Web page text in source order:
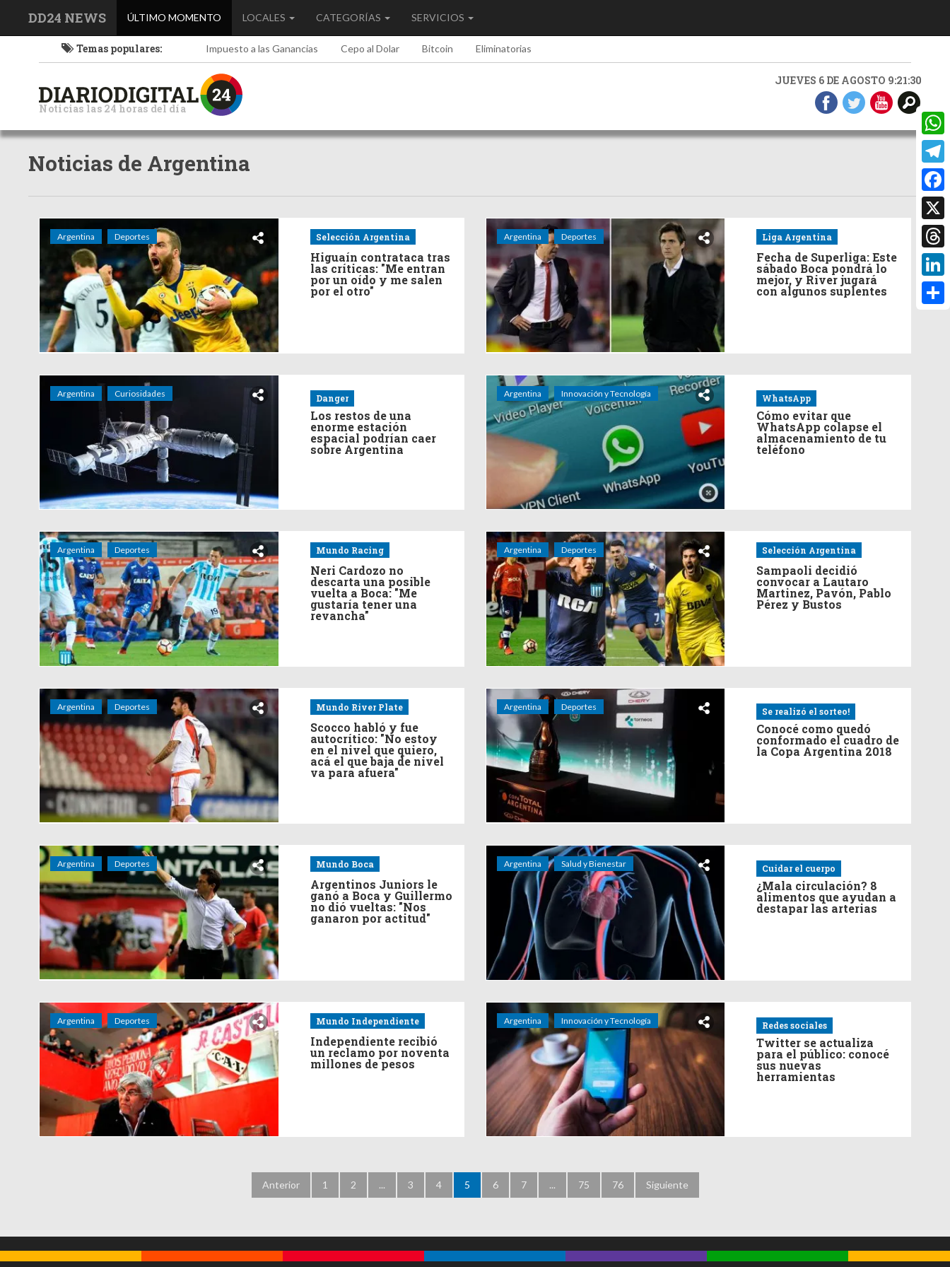
DD24 NEWS ÚLTIMO MOMENTO (current)LOCALES CATEGORÍAS SERVICIOS
Temas populares: Impuesto a las Ganancias Cepo al Dolar Bitcoin Eliminatorias
Noticias las 24 horas del día
JUEVES 6 DE AGOSTO 9:21:30
Noticias de Argentina
Argentina Deportes Selección Argentina
Higuaín contrataca tras
las críticas: "Me entran
por un oído y me salen
por el otro"
Argentina Deportes Liga Argentina
Fecha de Superliga: Este
sábado Boca pondrá lo
mejor, y River jugará
con algunos suplentes
Argentina Curiosidades Danger
Los restos de una
enorme estación
espacial podrían caer
sobre Argentina
Argentina Innovación y Tecnología WhatsApp
Cómo evitar que
WhatsApp colapse el
almacenamiento de tu
teléfono
Argentina Deportes Mundo Racing
Neri Cardozo no
descarta una posible
vuelta a Boca: "Me
gustaría tener una
revancha"
Argentina Deportes Selección Argentina
Sampaoli decidió
convocar a Lautaro
Martinez, Pavón, Pablo
Pérez y Bustos
Argentina Deportes Mundo River Plate
Scocco habló y fue
autocrítico: "No estoy
en el nivel que quiero,
acá el que baja de nivel
va para afuera"
Argentina Deportes Se realizó el sorteo!
Conocé como quedó
conformado el cuadro de
la Copa Argentina 2018
Argentina Deportes Mundo Boca
Argentinos Juniors le
ganó a Boca y Guillermo
no dió vueltas: "Nos
ganaron por actitud"
Argentina Salud y Bienestar Cuidar el cuerpo
¿Mala circulación? 8
alimentos que ayudan a
destapar las arterias
Argentina Deportes Mundo Independiente
Independiente recibió
un reclamo por noventa
millones de pesos
Argentina Innovación y Tecnología Redes sociales
Twitter se actualiza
para el público: conocé
sus nuevas
herramientas
Anterior 1 2 ... 3 4 5 6 7 ... 75 76 Siguiente
X